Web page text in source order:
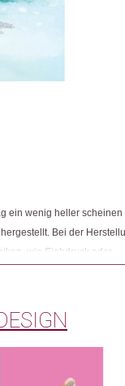
ein wenig heller scheinen
Bei der
wie Siebdruck oder